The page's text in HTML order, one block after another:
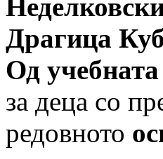
Драгица
Од
за деца со
редовното